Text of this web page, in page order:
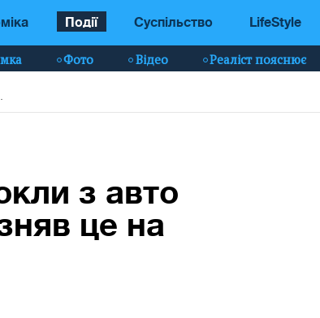
Події Суспільство LifeStyle
Фото Відео Реаліст пояснює
з авто
це на